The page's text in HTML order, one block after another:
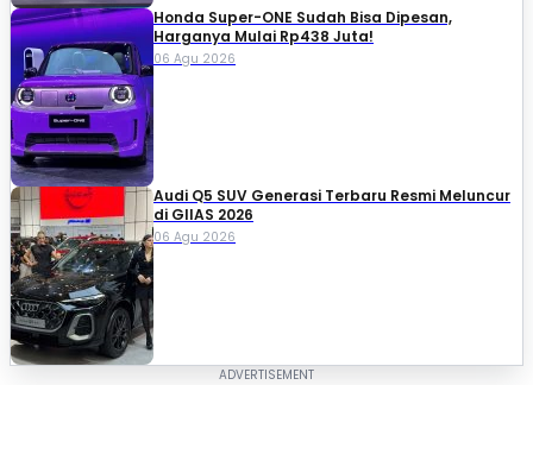
Honda Super-ONE Sudah Bisa Dipesan,
Harganya Mulai Rp438 Juta!
06 Agu 2026
Audi Q5 SUV Generasi Terbaru Resmi Meluncur
di GIIAS 2026
06 Agu 2026